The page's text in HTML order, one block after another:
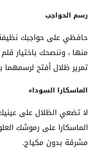
رسم الحواجب
حافظي على حواجبك نظيفة
منها ، وننصحك باختيار
تمرير ظلال أفتح
الماسكارا السوداء
لا تضعي الظلال على
الماسكارا على رموشك
مشرقة بدون مكياج.